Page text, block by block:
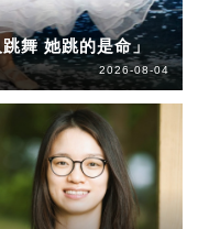
舞 她跳的是命」
2026-08-04